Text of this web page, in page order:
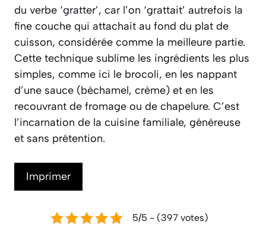
du verbe ‘gratter’, car l’on ‘grattait’ autrefois la
fine couche qui attachait au fond du plat de
cuisson, considérée comme la meilleure partie.
Cette technique sublime les ingrédients les plus
simples, comme ici le brocoli, en les nappant
d’une sauce (béchamel, crème) et en les
recouvrant de fromage ou de chapelure. C’est
l’incarnation de la cuisine familiale, généreuse
et sans prétention.
Imprimer
5/5 - (397 votes)